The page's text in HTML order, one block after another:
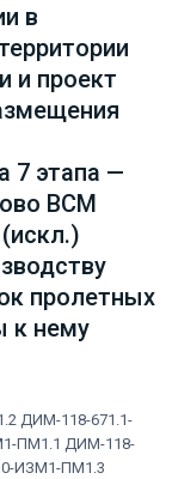
в
и проект
7 этапа —
ВСМ
пролетных
к нему
ДИМ-118-671.1-
ПМ1.1 ДИМ-118-
ИЗМ1-ПМ1.3